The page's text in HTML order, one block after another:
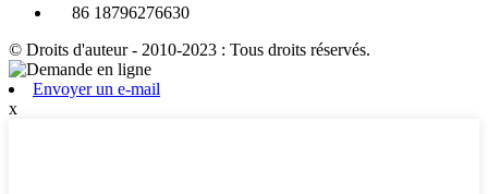
86 18796276630
© Droits d'auteur - 2010-2023 : Tous droits réservés.
Envoyer un e-mail
x